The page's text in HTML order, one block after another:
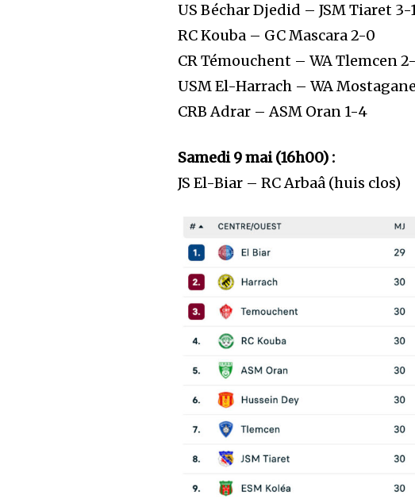
US Béchar Djedid – JSM Tiaret 3-
RC Kouba – GC Mascara 2-0
CR Témouchent – WA Tlemcen
USM El-Harrach – WA
CRB Adrar – ASM Oran 1-4
Samedi 9 mai (16h00) :
JS El-Biar – RC Arbaâ (huis clos)